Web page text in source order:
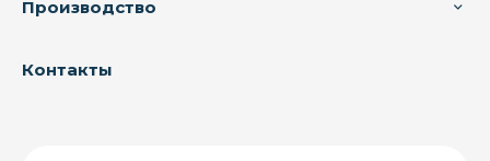
Производство
Контакты